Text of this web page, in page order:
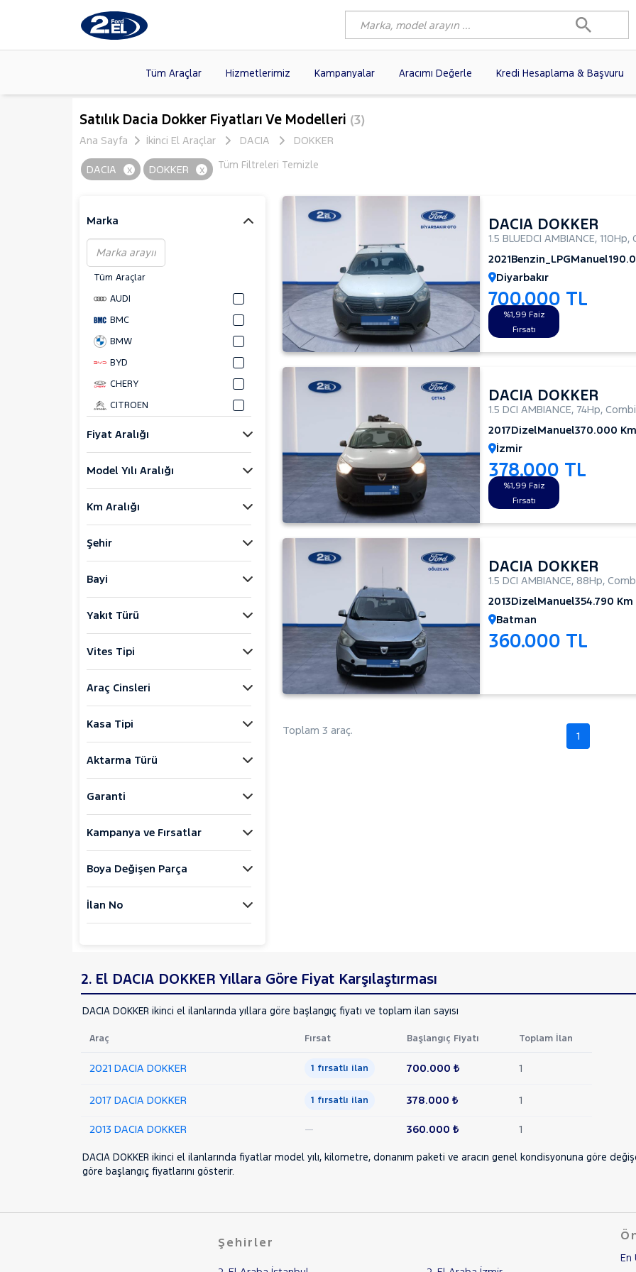
Tüm Araçlar Hizmetlerimiz Kampanyalar Aracımı Değerle Kredi Hesaplama & Başvuru
Markalar >
Modeller >
Kasalar
FORD(879)
VOLKSWAGEN
HYUNDAI
SKODA
Satılık Dacia Dokker Fiyatları Ve Modelleri (3)
Ana Sayfa
İkinci El Araçlar DACIA DOKKER
Tüm Filtreleri Temizle
DACIA x DOKKER x
Marka
Tüm Araçlar
AUDI
BMC
BMW
BYD
CHERY
CITROEN
DOKKER
1.5 BLUEDCI AMBIANCE
1.5 DCI AMBIANCE
1.5 DCI AMBIANCE
SANDERO STEPWAY
DAIHATSU
FIAT
HONDA
HYUNDAI
ISUZU
Iveco
Jaecoo
LANCIA
MAN
MERCEDES-BENZ
MOTORSIKLET
NISSAN
OPEL
SKODA
TESLA
Fiyat Aralığı
Model Yılı Aralığı
Km Aralığı
Şehir
Bayi
Yakıt Türü
Vites Tipi
Araç Cinsleri
Kasa Tipi
Aktarma Türü
Garanti
Kampanya ve Fırsatlar
Boya Değişen Parça
İlan No
DACIA DOKKER
1.5 BLUEDCI AMBIANCE, 110Hp,
2021Benzin_LPGManuel
Diyarbakır
700.000 TL
%1,99 Faiz
Fırsatı
DACIA DOKKER
1.5 DCI AMBIANCE, 74Hp,
2017DizelManuel370.000 Km
İzmir
378.000 TL
%1,99 Faiz
Fırsatı
DACIA DOKKER
1.5 DCI AMBIANCE, 88Hp,
2013DizelManuel354.790 Km
Batman
360.000 TL
Toplam 3 araç. 1
2. El DACIA DOKKER Yıllara Göre Fiyat Karşılaştırması
DACIA DOKKER ikinci el ilanlarında yıllara göre başlangıç fiyatı ve toplam ilan sayısı
Araç Fırsat Başlangıç Fiyatı Toplam İlan
2021 DACIA DOKKER 1 fırsatlı ilan 700.000 ₺ 1
2017 DACIA DOKKER 1 fırsatlı ilan 378.000 ₺ 1
2013 DACIA DOKKER — 360.000 ₺ 1
DACIA DOKKER ikinci el ilanlarında fiyatlar model yılı, kilometre, donanım paketi ve aracın genel kondisyonuna göre
göre başlangıç fiyatlarını gösterir.
Şehirler
En